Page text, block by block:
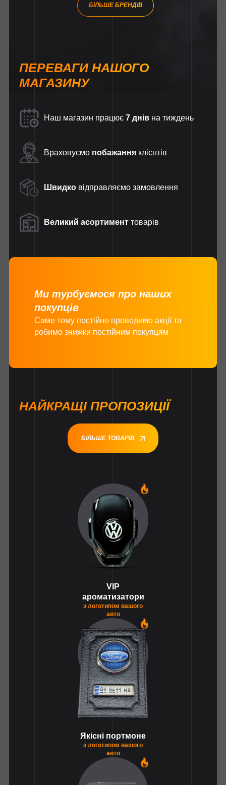
БІЛЬШЕ БРЕНДІВ
ПЕРЕВАГИ НАШОГО
МАГАЗИНУ
Наш магазин працює 7 днів на тиждень
Враховуємо побажання клієнтів
Швидко відправляємо замовлення
Великий асортимент товарів
Ми турбуємося про наших
покупців
Саме тому постійно проводимо акції та
робимо знижки постійним покупцям
НАЙКРАЩІ ПРОПОЗИЦІЇ
БІЛЬШЕ ТОВАРІВ
VIP
ароматизатори
з логотипом вашого
авто
Якісні портмоне
з логотипом вашого
авто